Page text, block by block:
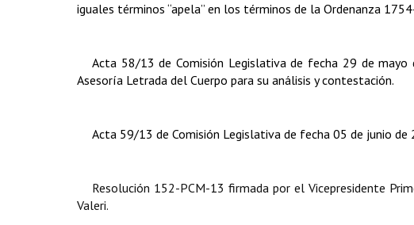
iguales términos “apela” en los términos de la Ordenanza
Acta 58/13 de Comisión Legislativa de fecha 29 de
Asesoría Letrada del Cuerpo para su análisis y contestación.
Acta 59/13 de Comisión Legislativa de fecha 05 de junio
Resolución 152-PCM-13 firmada por el Vicepresidente
Valeri.